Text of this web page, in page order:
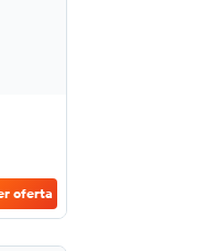
oferta